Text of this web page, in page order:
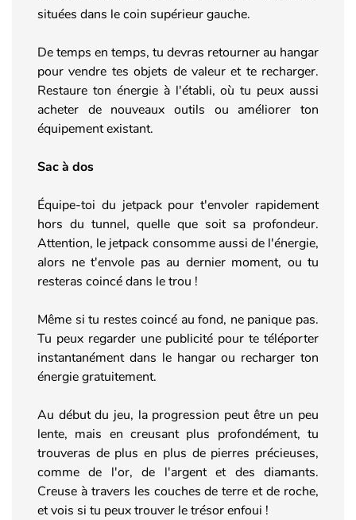
situées dans le coin supérieur gauche.
De temps en temps, tu devras retourner au hangar
pour vendre tes objets de valeur et te recharger.
Restaure ton énergie à l'établi, où tu peux aussi
acheter de nouveaux outils ou améliorer ton
équipement existant.
Sac à dos
Équipe-toi du jetpack pour t'envoler rapidement
hors du tunnel, quelle que soit sa profondeur.
Attention, le jetpack consomme aussi de l'énergie,
alors ne t'envole pas au dernier moment, ou tu
resteras coincé dans le trou !
Même si tu restes coincé au fond, ne panique pas.
Tu peux regarder une publicité pour te téléporter
instantanément dans le hangar ou recharger ton
énergie gratuitement.
Au début du jeu, la progression peut être un peu
lente, mais en creusant plus profondément, tu
trouveras de plus en plus de pierres précieuses,
comme de l'or, de l'argent et des diamants.
Creuse à travers les couches de terre et de roche,
et vois si tu peux trouver le trésor enfoui !